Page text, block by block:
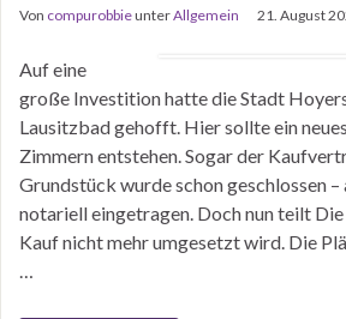
Von compurobbieunterAllgemein 21. August
Auf eine
große Investition hatte die Stadt
Lausitzbad gehofft. Hier sollte ein
Zimmern entstehen. Sogar der
Grundstück wurde schon geschlossen
notariell eingetragen. Doch nun teilt
Kauf nicht mehr umgesetzt wird. Die
…